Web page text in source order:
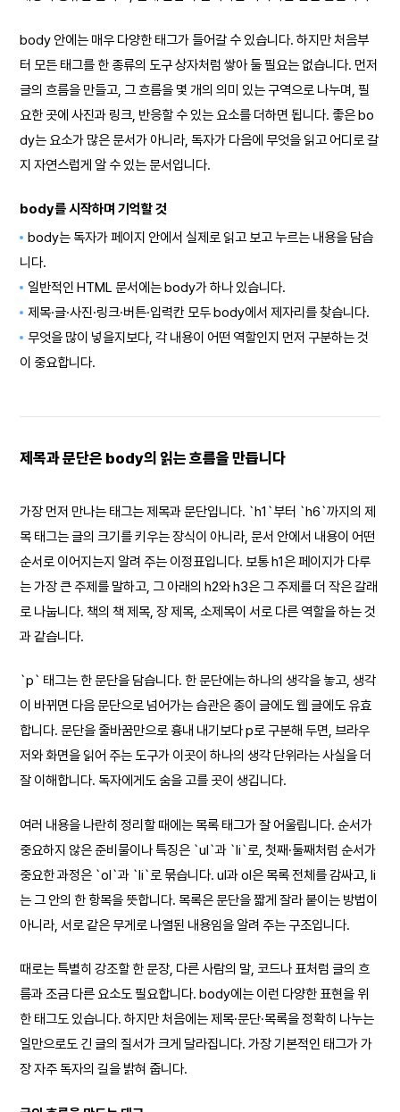
body 안에는 매우 다양한 태그가 들어갈 수 있습니다. 하지만 처음부
터 모든 태그를 한 종류의 도구 상자처럼 쌓아 둘 필요는 없습니다. 먼저
글의 흐름을 만들고, 그 흐름을 몇 개의 의미 있는 구역으로 나누며, 필
요한 곳에 사진과 링크, 반응할 수 있는 요소를 더하면 됩니다. 좋은 bo
dy는 요소가 많은 문서가 아니라, 독자가 다음에 무엇을 읽고 어디로 갈
지 자연스럽게 알 수 있는 문서입니다.
body를 시작하며 기억할 것
body는 독자가 페이지 안에서 실제로 읽고 보고 누르는 내용을 담습
니다.
일반적인 HTML 문서에는 body가 하나 있습니다.
제목·글·사진·링크·버튼·입력칸 모두 body에서 제자리를 찾습니다.
무엇을 많이 넣을지보다, 각 내용이 어떤 역할인지 먼저 구분하는 것
이 중요합니다.
제목과 문단은 body의 읽는 흐름을 만듭니다
가장 먼저 만나는 태그는 제목과 문단입니다. `h1`부터 `h6`까지의 제
목 태그는 글의 크기를 키우는 장식이 아니라, 문서 안에서 내용이 어떤
순서로 이어지는지 알려 주는 이정표입니다. 보통 h1은 페이지가 다루
는 가장 큰 주제를 말하고, 그 아래의 h2와 h3은 그 주제를 더 작은 갈래
로 나눕니다. 책의 책 제목, 장 제목, 소제목이 서로 다른 역할을 하는 것
과 같습니다.
`p` 태그는 한 문단을 담습니다. 한 문단에는 하나의 생각을 놓고, 생각
이 바뀌면 다음 문단으로 넘어가는 습관은 종이 글에도 웹 글에도 유효
합니다. 문단을 줄바꿈만으로 흉내 내기보다 p로 구분해 두면, 브라우
저와 화면을 읽어 주는 도구가 이곳이 하나의 생각 단위라는 사실을 더
잘 이해합니다. 독자에게도 숨을 고를 곳이 생깁니다.
여러 내용을 나란히 정리할 때에는 목록 태그가 잘 어울립니다. 순서가
중요하지 않은 준비물이나 특징은 `ul`과 `li`로, 첫째·둘째처럼 순서가
중요한 과정은 `ol`과 `li`로 묶습니다. ul과 ol은 목록 전체를 감싸고, li
는 그 안의 한 항목을 뜻합니다. 목록은 문단을 짧게 잘라 붙이는 방법이
아니라, 서로 같은 무게로 나열된 내용임을 알려 주는 구조입니다.
때로는 특별히 강조할 한 문장, 다른 사람의 말, 코드나 표처럼 글의 흐
름과 조금 다른 요소도 필요합니다. body에는 이런 다양한 표현을 위
한 태그도 있습니다. 하지만 처음에는 제목·문단·목록을 정확히 나누는
일만으로도 긴 글의 질서가 크게 달라집니다. 가장 기본적인 태그가 가
장 자주 독자의 길을 밝혀 줍니다.